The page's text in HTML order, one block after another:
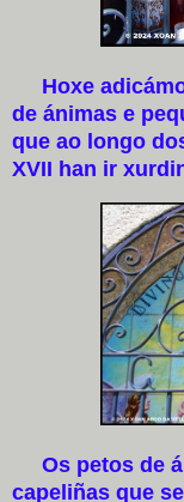
Hoxe
de ánimas e
que ao longo
XVII han ir
Os petos de
capeliñas que